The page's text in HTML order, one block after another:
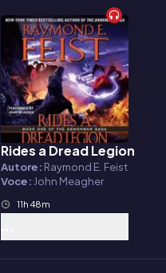
Audiolibro
Rides a Dread Legion
Autore: Raymond E. Feist
Voce: John Meagher
11h 48m